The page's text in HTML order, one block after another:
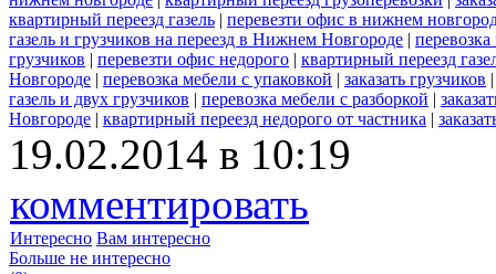
квартирный переезд газель | перевезти офис в нижнем
газель и грузчиков на переезд в Нижнем Новгороде |
грузчиков | перевезти офис недорого | квартирный переезд
Новгороде | перевозка мебели с упаковкой | заказать грузчиков
газель и двух грузчиков | перевозка мебели с разборкой |
Новгороде | квартирный переезд недорого от частника |
19.02.2014 в 10:19
комментировать
Интересно Вам интересно
Больше не интересно